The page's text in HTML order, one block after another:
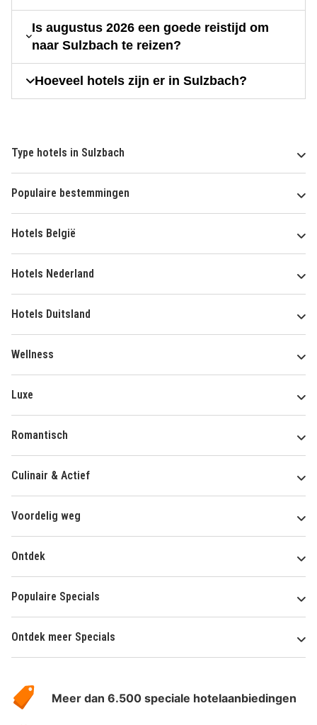
Is augustus 2026 een goede reistijd om
naar Sulzbach te reizen?
Hoeveel hotels zijn er in Sulzbach?
Type hotels in Sulzbach
Populaire bestemmingen
Hotels België
Hotels Nederland
Hotels Duitsland
Wellness
Luxe
Romantisch
Culinair & Actief
Voordelig weg
Ontdek
Populaire Specials
Ontdek meer Specials
HotelSpecials
Meer dan 6.500 speciale hotelaanbiedingen